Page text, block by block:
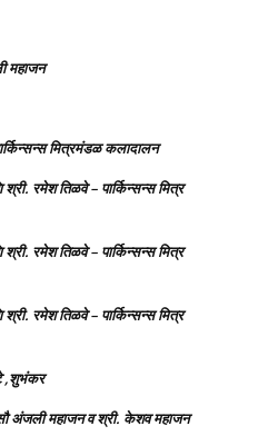
महाजन
मित्रमंडळ कलादालन
रमेश तिळवे – पार्किन्सन्स मित्र
रमेश तिळवे – पार्किन्सन्स मित्र
रमेश तिळवे – पार्किन्सन्स मित्र
,शुभंकर
अंजली महाजन व श्री. केशव महाजन